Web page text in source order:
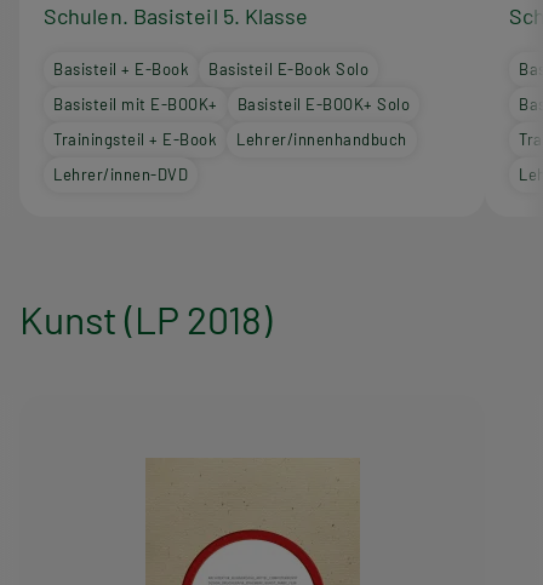
Schulen. Basisteil 5. Klasse
Basisteil + E-Book
Basisteil E-Book Solo
Basisteil mit E-BOOK+
Basisteil E-BOOK+ Solo
Trainingsteil + E-Book
Lehrer/innenhandbuch
Lehrer/innen-DVD
Kunst (LP 2018)